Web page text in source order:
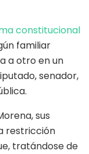
constitucional
familiar
a otro en un
senador,
sus
restricción
tratándose de